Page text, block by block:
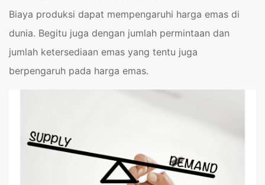
Biaya produksi dapat mempengaruhi harga emas di
dunia. Begitu juga dengan jumlah permintaan dan
jumlah ketersediaan emas yang tentu juga
berpengaruh pada harga emas.